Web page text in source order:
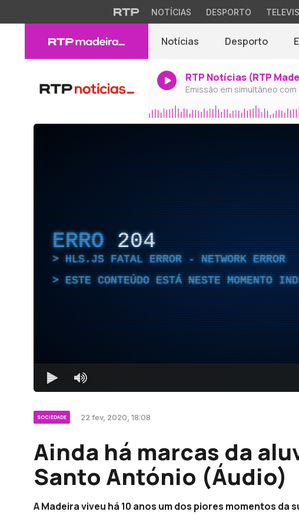
NOTÍCIAS DESPORTO
Notícias Desporto
RTP Notícias (RTP
Emissão em simultâneo com
ERRO 204
HLS.JS FATAL ERROR - NETWORK ERROR
ESTE CONTEÚDO ESTÁ NESTE MOMENTO
SOCIEDADE 22 fev, 2020, 18:08
Ainda há marcas da
Santo António (Áudio)
A Madeira viveu há 10 anos um dos piores momentos da